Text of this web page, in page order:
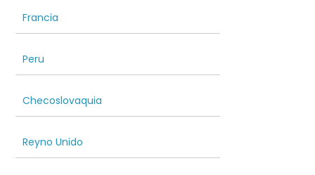
Francia
Peru
Checoslovaquia
Reyno Unido